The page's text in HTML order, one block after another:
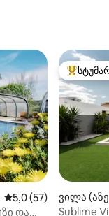
საშუალო შეფასებაა
5,0 (57)
და
ვილა
ი (სან
Sublime